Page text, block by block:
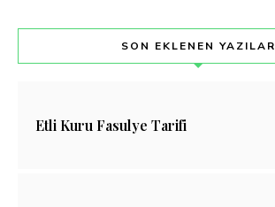
SON EKLENEN YAZILAR
Etli Kuru Fasulye Tarifi